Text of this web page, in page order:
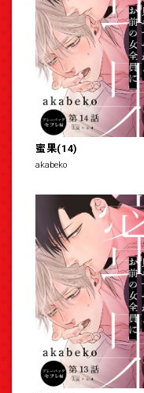
蜜果(14)
akabeko